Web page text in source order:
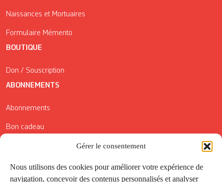
Gérer le consentement
Nous utilisons des cookies pour améliorer votre expérience de
navigation, concevoir des contenus personnalisés et analyser
Naissances et Mortuaires
Formulaire Mémento
BOUTIQUE
Don / Souscription
ABONNEMENTS
Abonnements
Bon cadeau
Conditions générales de vente
Réductions de la Carte Côté Courrier